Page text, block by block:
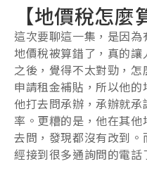
【地價稅怎麼
這次要聊這一集，是因
地價稅被算錯了，真的
之後，覺得不太對勁，
申請租金補貼，所以他
他打去問承辦，承辦就
率。更糟的是，他在其
去問，發現都沒有改到
經接到很多通詢問的電話